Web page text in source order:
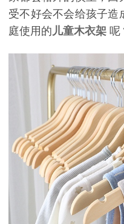
受不好会不会给孩子造
庭使用的 儿童木衣架 呢